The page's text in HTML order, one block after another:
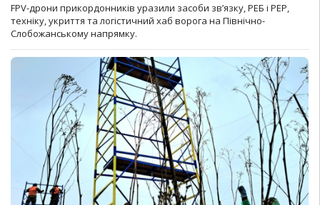
FPV-дрони прикордонників уразили засоби зв’язку, РЕБ і РЕР,
техніку, укриття та логістичний хаб ворога на Північно-
Слобожанському напрямку.